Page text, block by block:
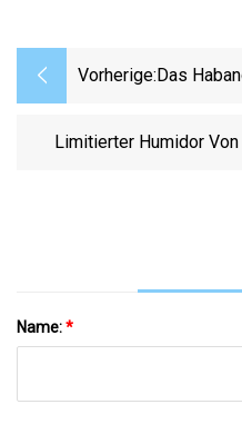
Vorherige: Das
Millionen
Limitierter Humidor Von
Name:*